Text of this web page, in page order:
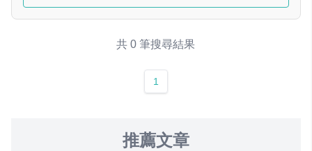
共 0 筆搜尋結果
1
推薦文章